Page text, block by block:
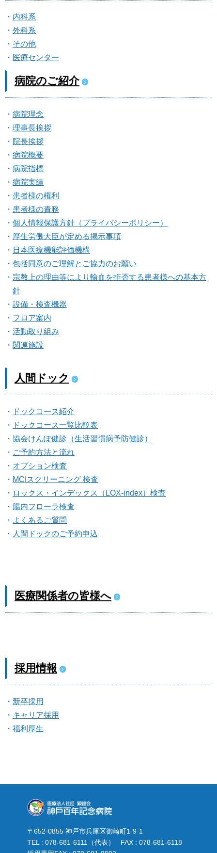
内科系
外科系
その他
医療センター
病院のご紹介
病院理念
理事長挨拶
院長挨拶
病院概要
病院指標
病院実績
患者様の権利
患者様の責務
個人情報保護方針（プライバシーポリシー）
厚生労働大臣が定める掲示事項
日本医療機能評価機構
包括同意のご理解とご協力のお願い
宗教上の理由等により輸血を拒否する患者様への基本方
針
設備・検査機器
フロア案内
活動取り組み
関連施設
人間ドック
ドックコース紹介
ドックコース一覧比較表
協会けんぽ健診（生活習慣病予防健診）
ご予約方法と流れ
オプション検査
MCIスクリーニング 検査
ロックス・インデックス（LOX-index）検査
腸内フローラ検査
よくあるご質問
人間ドックのご予約申込
医療関係者の皆様へ
採用情報
新卒採用
キャリア採用
福利厚生
〒652-0855 神戸市兵庫区御崎町1-9-1
TEL : 078-681-6111（代表） FAX : 078-681-6118